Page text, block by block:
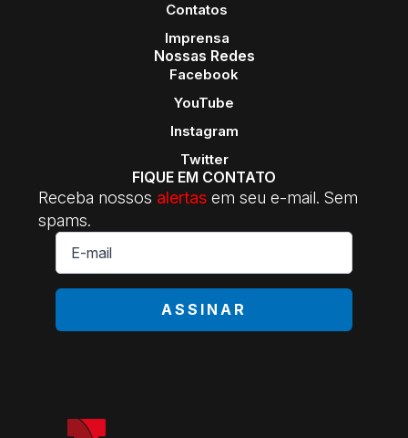
Contatos
Imprensa
Nossas Redes
Facebook
YouTube
Instagram
Twitter
FIQUE EM CONTATO
Receba nossos alertas em seu e-mail. Sem
spams.
E-
mail
*
ASSINAR